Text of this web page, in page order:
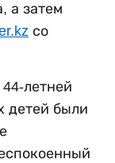
а затем
со
летней
детей были